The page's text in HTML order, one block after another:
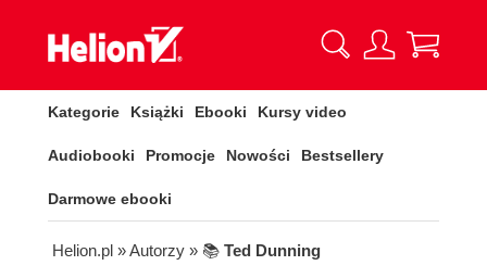
Kategorie Książki Ebooki Kursy video
Audiobooki Promocje Nowości Bestsellery
Darmowe ebooki
Helion.pl » Autorzy » 📚 Ted Dunning